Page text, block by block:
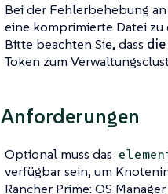
Bei der Fehlerbehebung an
eine komprimierte Datei
Bitte beachten Sie, dass
Token zum
Anforderungen
Optional muss das
verfügbar sein, um
Rancher Prime: OS